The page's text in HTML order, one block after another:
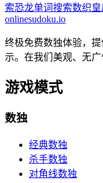
索恐龙单词搜索数织
onlinesudoku.io
终极免费数独体验，
示。在我们美观、无广
游戏模式
数独
经典数独
杀手数独
对角线数独